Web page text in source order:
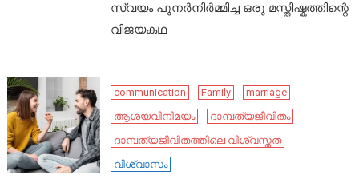
സ്വയം പുനർനിർമ്മിച്ച ഒരു മസ്തിഷ്കത്തിന്റെ
വിജയകഥ
communication Family
marriage
ആശയവിനിമയം
ദാമ്പത്യജീവിതം
ദാമ്പത്യജീവിതത്തിലെ വിശ്വസ്തത
വിശ്വാസം